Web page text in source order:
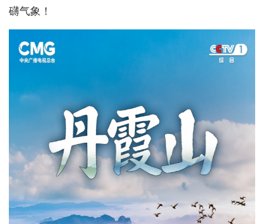
礴气象！